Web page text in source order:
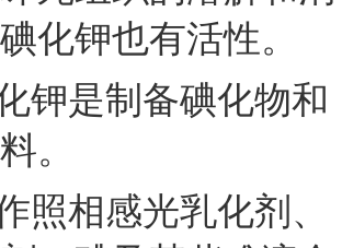
化钾也有活性。
是制备碘化物和
。
相感光乳化剂、